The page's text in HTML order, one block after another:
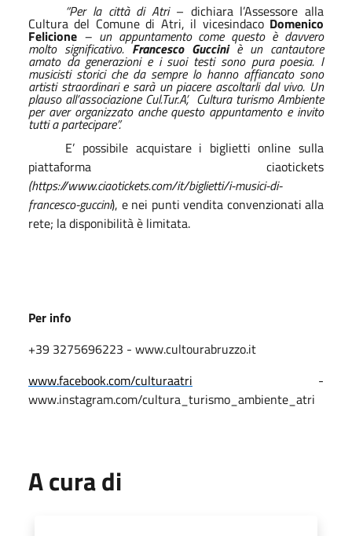
“Per la città di Atri– dichiara l’Assessore alla
Cultura del Comune di Atri, il vicesindaco Domenico
Felicione – un appuntamento come questo è davvero
molto significativo.Francesco Gucciniè un cantautore
amato da generazioni e i suoi testi sono pura poesia. I
musicisti storici che da sempre lo hanno affiancato sono
artisti straordinari e sarà un piacere ascoltarli dal vivo. Un
plauso all’associazione Cul.Tur.A’, Cultura turismo Ambiente
per aver organizzato anche questo appuntamento e invito
tutti a partecipare”.
E’ possibile acquistare i biglietti online sulla
piattaforma ciaotickets
(https://www.ciaotickets.com/it/biglietti/i-musici-di-
francesco-guccini), e nei punti vendita convenzionati alla
rete; la disponibilità è limitata.
Per info
+39 3275696223 - www.cultourabruzzo.it
www.facebook.com/culturaatri -
www.instagram.com/cultura_turismo_ambiente_atri
A cura di